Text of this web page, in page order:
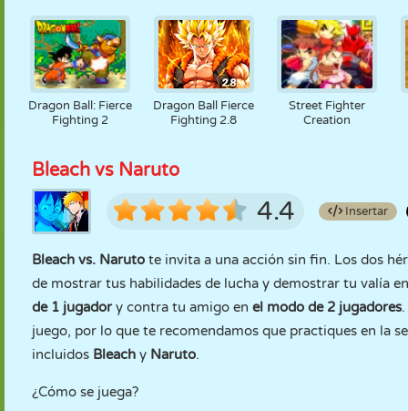
Dragon Ball: Fierce
Fighting 2
Dragon Ball Fierce
Fighting 2.8
Street Fighter
Creation
Bleach vs Naruto
4.4 Insertar
Bleach vs. Naruto te invita a una acción sin fin. Los dos
de mostrar tus habilidades de lucha y demostrar tu valía
de 1 jugadory contra tu amigo en el modo de 2 jugadores
juego, por lo que te recomendamos que practiques en la
incluidos Bleach y Naruto.
¿Cómo se juega?